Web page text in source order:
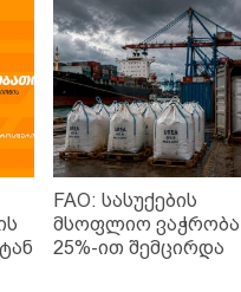
FAO: სასუქების
მსოფლიო ვაჭრობა
25%-ით შემცირდა